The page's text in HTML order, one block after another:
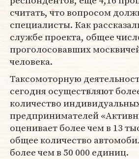
считать, что вопросом
специалисты. Как
службе проекта, общее
проголосовавших
человека.
Таксомоторную
сегодня осуществляют
количество
предпринимателей
оценивает более чем в 13
общее количество
более чем в 50 000 единиц.